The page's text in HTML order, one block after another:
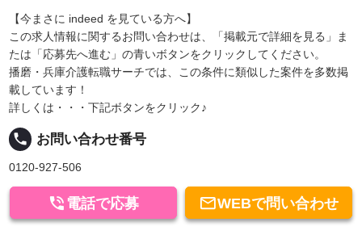
【今まさに indeed を見ている方へ】
この求人情報に関するお問い合わせは、「掲載元で詳細を見る」ま
たは「応募先へ進む」の青いボタンをクリックしてください。
播磨・兵庫介護転職サーチでは、この条件に類似した案件を多数掲
載しています！
詳しくは・・・下記ボタンをクリック♪
local_phone お問い合わせ番号
0120-927-506
WEBで問い合わせ
 電話で応募